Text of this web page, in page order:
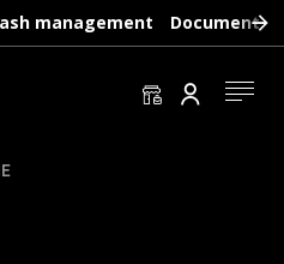
management Documents
Se